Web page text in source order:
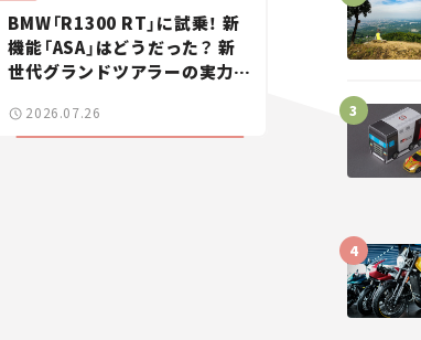
BMW「R1300 RT」に試乗！ 新
機能「ASA」はどうだった？ 新
世代グランドツアラーの実力に
2026.07.26